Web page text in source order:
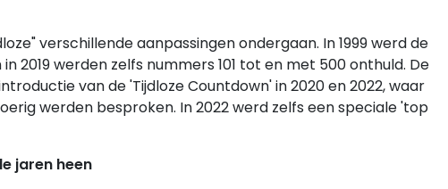
verschillende aanpassingen ondergaan. In 1999 werd de
2019 werden zelfs nummers 101 tot en met 500 onthuld. De
van de 'Tijdloze Countdown' in 2020 en 2022, waar
werden besproken. In 2022 werd zelfs een speciale 'top
jaren heen